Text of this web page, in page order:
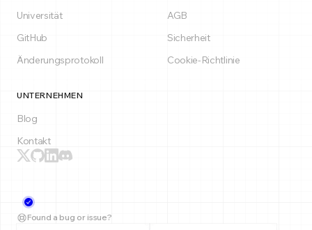
Universität
GitHub
Änderungsprotokoll
AGB
Sicherheit
Cookie-Richtlinie
UNTERNEHMEN
Blog
Kontakt
Found a bug or issue?